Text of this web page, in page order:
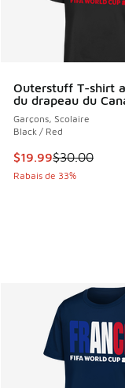
Outerstuff T-shirt
du drapeau du
Garçons, Scolaire
Black / Red
Cet article est en
$19.99$30.00
Rabais de 33%